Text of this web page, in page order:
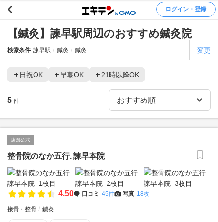
ログイン・登録
【鍼灸】諫早駅周辺のおすすめ鍼灸院
検索条件 諫早駅 鍼灸 鍼灸 変更
日祝OK 早朝OK 21時以降OK
5 件
店舗公式
整骨院のなか五行. 諫早本院
4.50 口コミ 45件 写真 18枚
接骨・整骨 鍼灸